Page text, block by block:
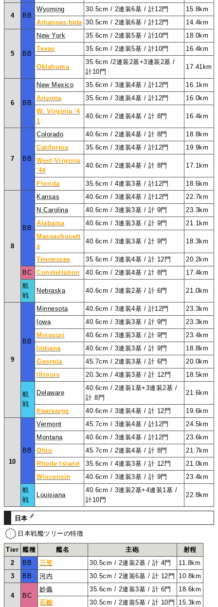
4 BB
Wyoming 30.5cm / 2連装6基 / 計12門
15.8km
Arkansas beta 30.5cm / 2連装6基 / 計12門 14.4km
5 BB
New York 35.6cm / 2連装5基 / 計10門
18.0km
Texas
35.6cm / 2連装5基 / 計10門 16.4km
Oklahoma
35.6cm /2連装2基+3連装2基 /
計10門
17.41km
6 BB
New Mexico 35.6cm / 3連装4基 / 計12門
16.1km
Arizona
35.6cm / 3連装4基 / 計12門
16.0km
W. Virginia '4
1
40.6cm / 2連装4基 / 計 8門 16.4km
7 BB
Colorado 40.6cm / 2連装4基 / 計 8門
18.8km
California
35.6cm / 3連装4基 / 計12門
19.9km
West Virginia
'44
40.6cm / 2連装4基 / 計 8門 17.1km
Florida 35.6cm / 4連装3基 / 計12門 18.6km
8
BB
Kansas 40.6cm / 3連装4基 / 計12門
22.7km
N.Carolina
40.6cm / 3連装3基 / 計 9門
23.3km
Alabama
40.6cm / 3連装3基 / 計 9門
21.1km
Massachusett
s
40.6cm / 3連装3基 / 計 9門 18.3km
Tennessee 35.6cm / 3連装4基 / 計 12門
20.2km
BC
Constellation 40.6cm / 2連装4基 / 計 8門
17.4km
航
戦
Nebraska 40.6cm / 3連装2基 / 計 6門 21.0km
9
BB
Minnesota 40.6cm / 3連装4基 / 計12門
23.3km
Iowa
40.6cm / 3連装3基 / 計 9門
23.3km
Missouri
40.6cm / 3連装3基 / 計 9門
23.4km
Indiana
40.6cm / 3連装3基 / 計 9門
18.8km
Georgia
45.7cm / 2連装3基 / 計 6門
20.0km
Illinois
20.3cm / 4連装3基 / 計 12門 18.5km
航
戦
Delaware
40.6cm / 2連装1基+3連装2基 /
計 8門
21.6km
Kearsarge 40.6cm / 3連装4基 / 計 12門 19.6km
10
BB
Vermont 45.7cm / 3連装4基 / 計12門
24.5km
Montana
40.6cm / 3連装4基 / 計12門
23.6km
Ohio
45.7cm / 2連装4基 / 計 8門
21.7km
Rhode Island
35.6cm / 4連装3基 / 計 12門
21.0km
Wisconsin
40.6cm / 3連装3基 / 計 9門
23.4km
航
戦
Louisiana
40.6cm / 3連装2基+4連装1基 /
計10門
22.8km
日本
日本戦艦ツリーの特徴
Tier 艦種 艦名 主砲
射程
2
BB 三笠 30.5cm / 2連装2基 / 計 4門
11.8km
3
BB 河内 30.5cm / 2連装6基 / 計 12門 10.8km
4 BC
妙義 35.6cm / 2連装3基 / 計 6門
18.6km
石鎚
30.5cm / 2連装5基 / 計 10門
15.3km